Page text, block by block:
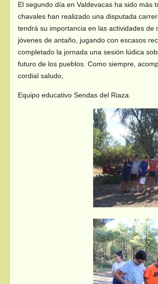
El segundo día en Valdevacas ha sido más
chavales han realizado una disputada
tendrá su importancia en las actividades
jóvenes de antaño, jugando con escasos
completado la jornada una sesión lúdica
futuro de los pueblos. Como siempre,
cordial saludo,
Equipo educativo Sendas del Riaza.